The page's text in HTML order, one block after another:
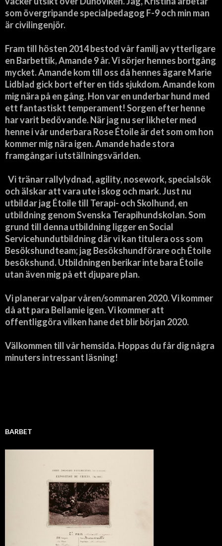
som övergripande specialpedagog F-9 och min man
är civilingenjör.
Fram till hösten 2014 bestod vår familj av ytterligare
en Barbettik, Amande 9 år. Vi sörjer hennes bortgång
mycket. Amande kom till oss då hennes ägare Marie
Lidblad gick bort efter en tids sjukdom. Amande kom
mig nära på en gång. Hon var en underbar hund med
ett fantastiskt temperament! Sorgen efter henne
har varit bedövande. När jag nu ser likheter med
henne i vår underbara Rose Étoile är det som om hon
kommer mig nära igen. Amande hade stora
framgångar i utställningsvärlden.
Vi tränar rallylydnad, agility, nosework, specialsök
och älskar att vara ute i skog och mark. Just nu
utbildar jag Étoile till Terapi- och Skolhund, en
utbildning genom Svenska Terapihundskolan. Som
grund till denna utbildning ligger en Social
Servicehundutbildning där vi kan titulera oss som
Besökshundteam; jag Besökshundförare och Étoile
besökshund. Utbildningen berikar inte bara Étoile
utan även mig på ett djupare plan.
Vi planerar valpar våren/sommaren 2020. Vi kommer
då att para Bellamie igen. Vi kommer att
offentliggöra vilken hane det blir början 2020.
Välkommen till vår hemsida. Hoppas du får dig några
minuters intressant läsning!
BARBET